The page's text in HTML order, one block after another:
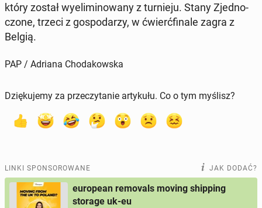
który został wy­eli­mi­no­wa­ny z tur­nie­ju. Stany Zjed­no­
czo­ne, trzeci z go­spo­da­rzy, w ćwierć­fi­na­le zagra z
Belgią.
PAP / Adriana Chodakowska
Dziękujemy za przeczytanie artykułu. Co o tym myślisz?
LINKI SPONSOROWANE JAK DODAĆ?
european removals moving shipping
storage uk-eu